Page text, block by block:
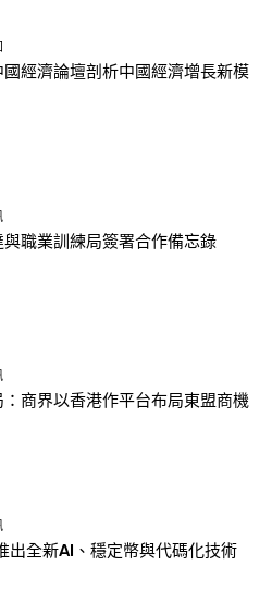
國經濟論壇剖析中國經濟增長新模
與職業訓練局簽署合作備忘錄
：商界以香港作平台布局東盟商機
出全新AI、穩定幣與代碼化技術